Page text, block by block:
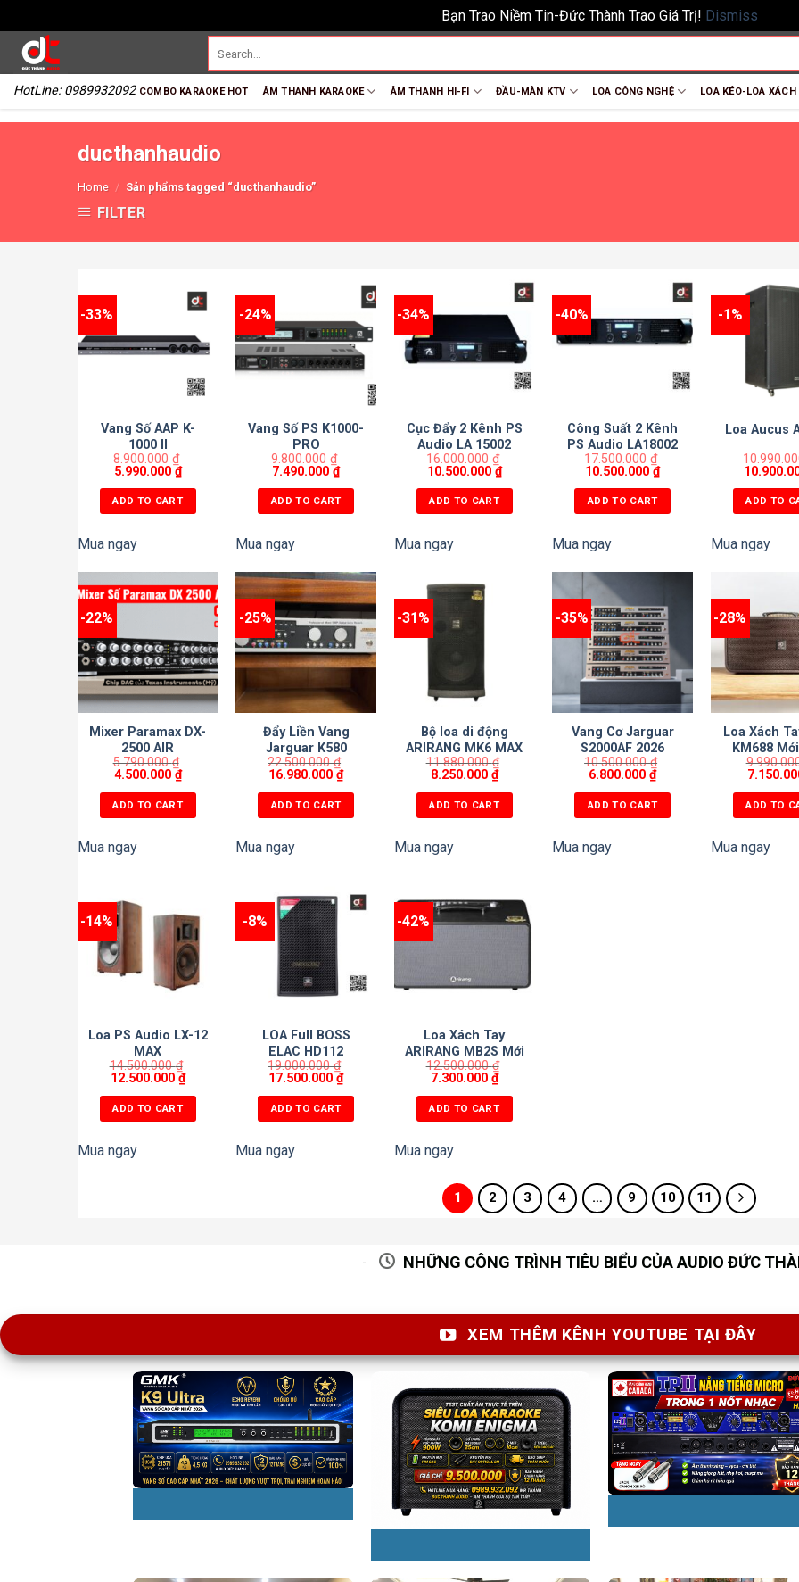
Bạn Trao Niềm Tin-Đức Thành Trao Giá Trị! Dismiss
HotLine: 0989932092 COMBO KARAOKE HOT ÂM THANH KARAOKE ÂM THANH HI-FI ĐẦU-MÀN KTV LOA CÔNG NGHỆ LOA KÉO-LOA XÁCH
ducthanhaudio
Home / Sản phẩms tagged “ducthanhaudio”
FILTER
-33%
Vang Số AAP K-
1000 II
8.900.000₫
5.990.000 ₫
ADD TO CART
Mua ngay
-24%
Vang Số PS K1000-
PRO
9.800.000₫
7.490.000₫
ADD TO CART
Mua ngay
-34%
Cục Đẩy 2 Kênh PS
Audio LA 15002
16.000.000₫
10.500.000 ₫
ADD TO CART
Mua ngay
-40%
Công Suất 2 Kênh
PS Audio LA18002
17.500.000₫
10.500.000₫
ADD TO CART
Mua ngay
-1%
Loa Aucus
ADD TO
Mua ngay
-22%
Mixer Paramax DX-
2500 AIR
5.790.000₫
4.500.000 ₫
ADD TO CART
Mua ngay
-25%
Đẩy Liền Vang
Jarguar K580
PLATINUM MODEL
2026
22.500.000₫
16.980.000₫
ADD TO CART
Mua ngay
-31%
Bộ loa di động
ARIRANG MK6 MAX
11.880.000₫
8.250.000 ₫
ADD TO CART
Mua ngay
-35%
Vang Cơ Jarguar
S2000AF 2026
10.500.000₫
6.800.000₫
ADD TO CART
Mua ngay
-28%
Loa Xách
KM688
2026 cực
ADD TO
Mua ngay
-14%
Loa PS Audio LX-12
MAX
14.500.000₫
12.500.000 ₫
ADD TO CART
Mua ngay
-8%
LOA Full BOSS
ELAC HD112
19.000.000₫
17.500.000₫
ADD TO CART
Mua ngay
-42%
Loa Xách Tay
ARIRANG MB2S Mới
nhất 2025
12.500.000₫
7.300.000 ₫
ADD TO CART
Mua ngay
1 2 3 4 … 9 10 11
NHỮNG CÔNG TRÌNH TIÊU BIỂU CỦA AUDIO ĐỨC
XEM THÊM KÊNH YOUTUBE TẠI ĐÂY